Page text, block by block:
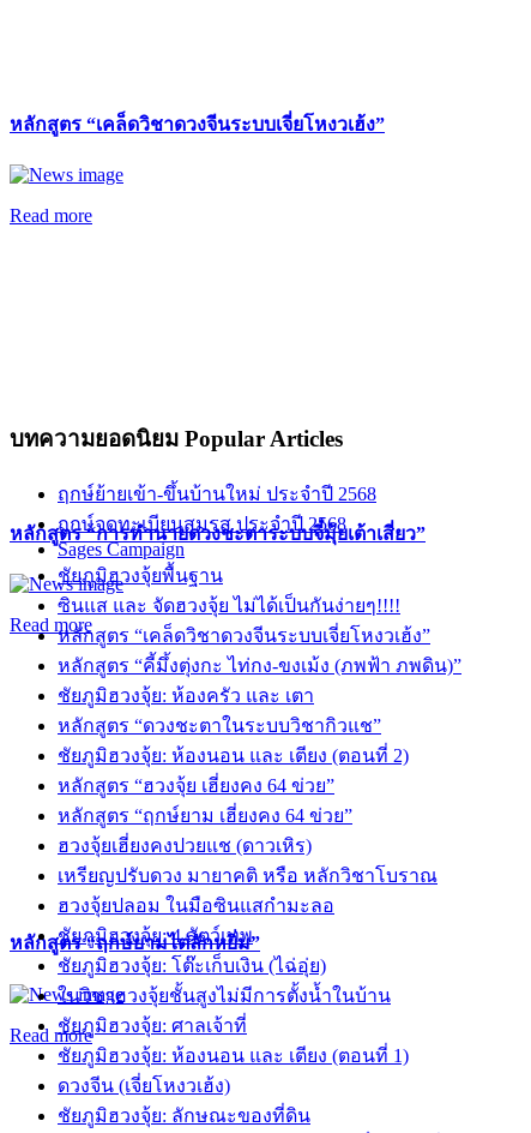
หลักสูตร “เคล็ดวิชาดวงจีนระบบเจี่ยโหงวเฮ้ง”
Read more
หลักสูตร “การทำนายดวงชะตาระบบจี๋มุ้ยเต้าเสี่ยว”
Read more
หลักสูตร “ฤกษ์ยามไต่ลักหยิ่ม”
Read more
บทความยอดนิยม Popular Articles
ฤกษ์ย้ายเข้า-ขึ้นบ้านใหม่ ประจำปี 2568
ฤกษ์จดทะเบียนสมรส ประจำปี 2568
Sages Campaign
ชัยภูมิฮวงจุ้ยพื้นฐาน
ซินแส และ จัดฮวงจุ้ย ไม่ได้เป็นกันง่ายๆ!!!!
หลักสูตร “เคล็ดวิชาดวงจีนระบบเจี่ยโหงวเฮ้ง”
หลักสูตร “คี้มึ้งตุ่งกะ ไท่กง-ขงเม้ง (ภพฟ้า ภพดิน)”
ชัยภูมิฮวงจุ้ย: ห้องครัว และ เตา
หลักสูตร “ดวงชะตาในระบบวิชากิวแช”
ชัยภูมิฮวงจุ้ย: ห้องนอน และ เตียง (ตอนที่ 2)
หลักสูตร “ฮวงจุ้ย เฮี่ยงคง 64 ข่วย”
หลักสูตร “ฤกษ์ยาม เฮี่ยงคง 64 ข่วย”
ฮวงจุ้ยเฮี่ยงคงปวยแช (ดาวเหิร)
เหรียญปรับดวง มายาคติ หรือ หลักวิชาโบราณ
ฮวงจุ้ยปลอม ในมือซินแสกำมะลอ
ชัยภูมิฮวงจุ้ย: 4 สัตว์เทพ
ชัยภูมิฮวงจุ้ย: โต๊ะเก็บเงิน (ไฉ่อุ่ย)
ในวิชาฮวงจุ้ยชั้นสูงไม่มีการตั้งน้ำในบ้าน
ชัยภูมิฮวงจุ้ย: ศาลเจ้าที่
ชัยภูมิฮวงจุ้ย: ห้องนอน และ เตียง (ตอนที่ 1)
ดวงจีน (เจี่ยโหงวเฮ้ง)
ชัยภูมิฮวงจุ้ย: ลักษณะของที่ดิน